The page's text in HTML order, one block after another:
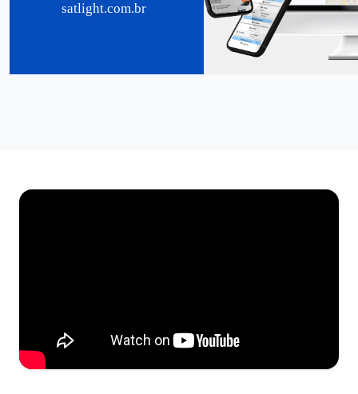
satlight.com.br